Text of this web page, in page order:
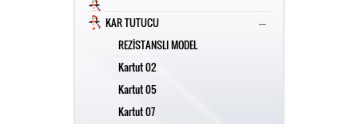
KAR TUTUCU –
REZİSTANSLI MODEL
Kartut 02
Kartut 05
Kartut 07